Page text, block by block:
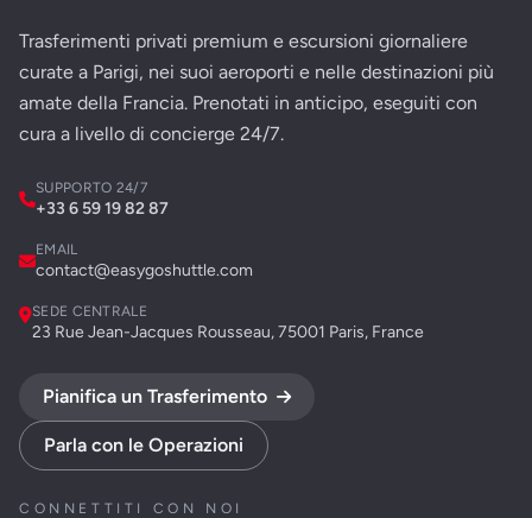
Trasferimenti privati premium e escursioni giornaliere
curate a Parigi, nei suoi aeroporti e nelle destinazioni più
amate della Francia. Prenotati in anticipo, eseguiti con
cura a livello di concierge 24/7.
SUPPORTO 24/7
+33 6 59 19 82 87
EMAIL
contact@easygoshuttle.com
SEDE CENTRALE
23 Rue Jean-Jacques Rousseau, 75001 Paris, France
Pianifica un Trasferimento
Parla con le Operazioni
CONNETTITI CON NOI